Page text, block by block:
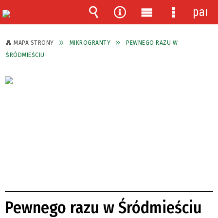
MAPA STRONY MIKROGRANTY
PEWNEGO RAZU W
ŚRÓDMIEŚCIU
Pewnego razu w Śródmieściu
Wyszukiwarka
Narzędzia
Menu
główne
Menu